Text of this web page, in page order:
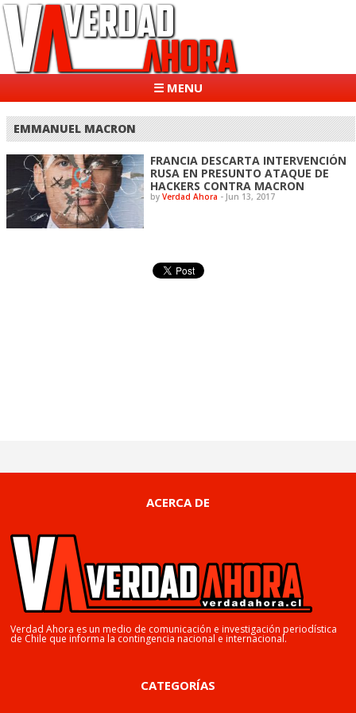
☰ MENU
EMMANUEL MACRON
FRANCIA DESCARTA INTERVENCIÓN
RUSA EN PRESUNTO ATAQUE DE
HACKERS CONTRA MACRON
byVerdad Ahora - Jun 13, 2017
ACERCA DE
Verdad Ahora es un medio de comunicación e investigación periodística
de Chile que informa la contingencia nacional e internacional.
CATEGORÍAS